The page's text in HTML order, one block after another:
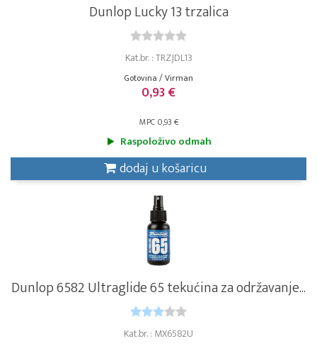
Dunlop Lucky 13 trzalica
Kat.br. : TRZJDL13
Gotovina / Virman
0,93 €
MPC 0,93 €
Raspoloživo odmah
dodaj u košaricu
Dunlop 6582 Ultraglide 65 tekućina za održavanje...
Kat.br. : MX6582U